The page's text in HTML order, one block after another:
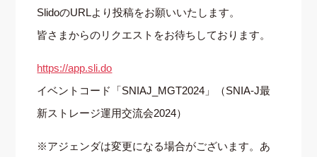
SlidoのURLより投稿をお願いいたします。
皆さまからのリクエストをお待ちしております。
https://app.sli.do
イベントコード「SNIAJ_MGT2024」（SNIA-J最
新ストレージ運用交流会2024）
※アジェンダは変更になる場合がございます。あ